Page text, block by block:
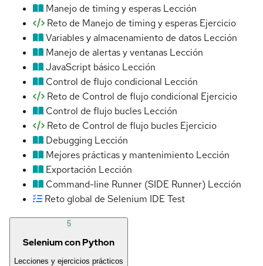
Manejo de timing y esperas Lección
Reto de Manejo de timing y esperas Ejercicio
Variables y almacenamiento de datos Lección
Manejo de alertas y ventanas Lección
JavaScript básico Lección
Control de flujo condicional Lección
Reto de Control de flujo condicional Ejercicio
Control de flujo bucles Lección
Reto de Control de flujo bucles Ejercicio
Debugging Lección
Mejores prácticas y mantenimiento Lección
Exportación Lección
Command-line Runner (SIDE Runner) Lección
Reto global de Selenium IDETest
5
Selenium con Python
Lecciones y ejercicios prácticos